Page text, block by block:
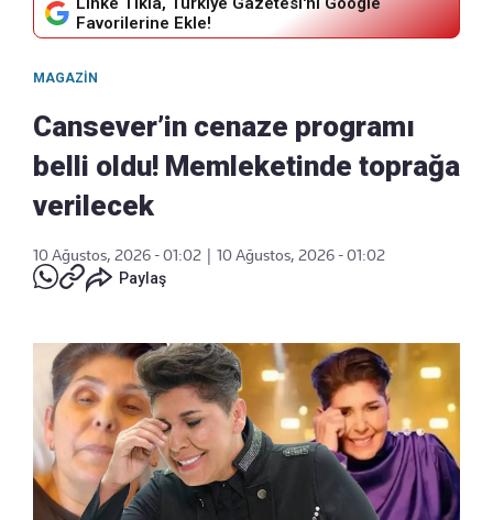
Favorilerine Ekle!
MAGAZIN
Cansever’in cenaze programı
belli oldu! Memleketinde toprağa
verilecek
10 Ağustos, 2026 - 01:02
10 Ağustos, 2026 - 01:02
Paylaş